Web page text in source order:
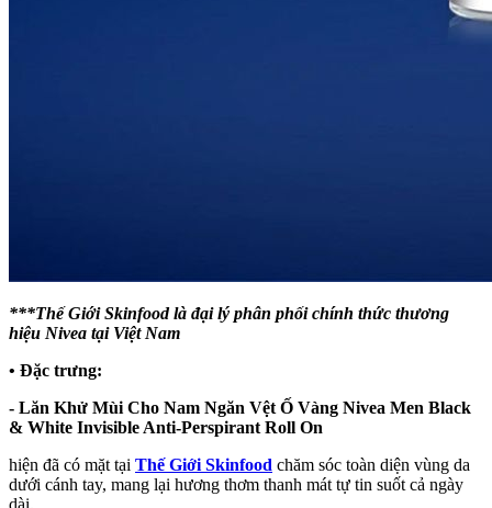
***Thế Giới Skinfood là đại lý phân phối chính thức thương
hiệu Nivea tại Việt Nam
• Đặc trưng:
- Lăn Khử Mùi Cho Nam Ngăn Vệt Ố Vàng Nivea Men Black
& White Invisible Anti-Perspirant Roll On
hiện đã có mặt tại Thế Giới Skinfood chăm sóc toàn diện vùng da
dưới cánh tay, mang lại hương thơm thanh mát tự tin suốt cả ngày